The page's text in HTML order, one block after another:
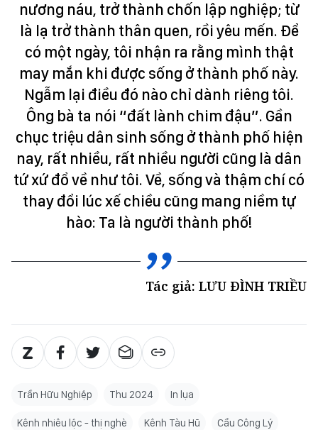
nương náu, trở thành chốn lập nghiệp; từ
là lạ trở thành thân quen, rồi yêu mến. Để
có một ngày, tôi nhận ra rằng mình thật
may mắn khi được sống ở thành phố này.
Ngẫm lại điều đó nào chỉ dành riêng tôi.
Ông bà ta nói “đất lành chim đậu”. Gần
chục triệu dân sinh sống ở thành phố hiện
nay, rất nhiều, rất nhiều người cũng là dân
tứ xứ đổ về như tôi. Về, sống và thậm chí có
thay đổi lúc xế chiều cũng mang niềm tự
hào: Ta là người thành phố!
Tác giả: LƯU ĐÌNH TRIỀU
Trần Hữu Nghiệp Thu 2024 In lụa
Kênh nhiêu lộc - thị nghè Kênh Tàu Hũ Cầu Công Lý